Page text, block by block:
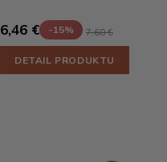
6,46 € -15% 7,60 €
DETAIL PRODUKTU